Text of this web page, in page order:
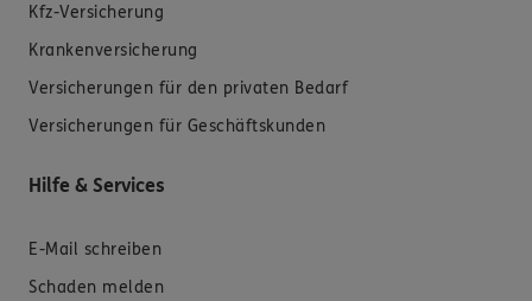
Kfz-Versicherung
Krankenversicherung
Versicherungen für den privaten Bedarf
Versicherungen für Geschäftskunden
Hilfe & Services
E-Mail schreiben
Schaden melden